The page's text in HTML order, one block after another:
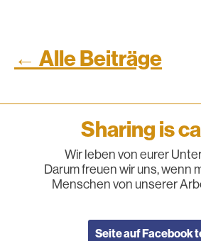
← Alle Beiträge
Sharing is
Wir leben von eurer
Darum freuen wir uns, wenn
Menschen von unserer
Seite auf Facebook